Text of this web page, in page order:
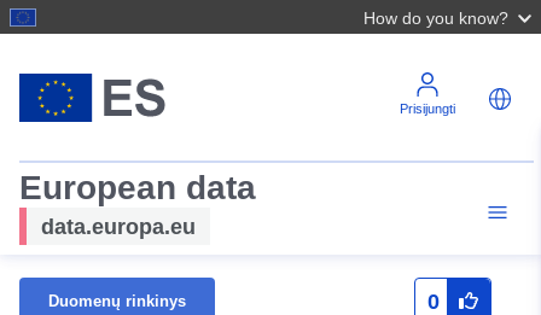
How do you know?
Prisijungti
European data
data.europa.eu
Duomenų rinkinys 0